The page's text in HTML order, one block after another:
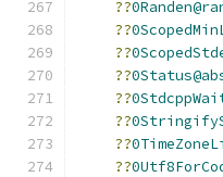
??
??
??
??
??
??
??
??